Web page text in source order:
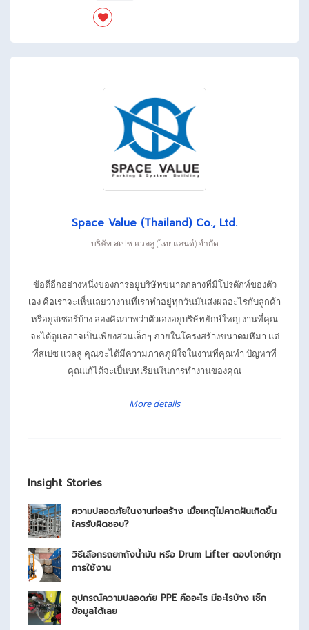
Space Value (Thailand) Co., Ltd.
บริษัท สเปซ แวลลู (ไทยแลนด์) จำกัด
ข้อดีอีกอย่างหนึ่งของการอยู่บริษัทขนาดกลางที่มีโปรดักท์ของตัว
เอง คือเราจะเห็นเลยว่างานที่เราทำอยู่ทุกวันมันส่งผลอะไรกับลูกค้า
หรือยูสเซอร์บ้าง ลองคิดภาพว่าตัวเองอยู่บริษัทยักษ์ใหญ่ งานที่คุณ
จะได้ดูแลอาจเป็นเพียงส่วนเล็กๆ ภายในโครงสร้างขนาดมหึมา แต่
ที่สเปซ แวลลู คุณจะได้มีความภาคภูมิใจในงานที่คุณทำ ปัญหาที่
คุณแก้ได้จะเป็นบทเรียนในการทำงานของคุณ
More details
Insight Stories
ความปลอดภัยในงานก่อสร้าง เมื่อเหตุไม่คาดฝันเกิดขึ้น
ใครรับผิดชอบ?
วิธีเลือกรถยกถังน้ำมัน หรือ Drum Lifter ตอบโจทย์ทุก
การใช้งาน
อุปกรณ์ความปลอดภัย PPE คืออะไร มีอะไรบ้าง เช็ก
ข้อมูลได้เลย